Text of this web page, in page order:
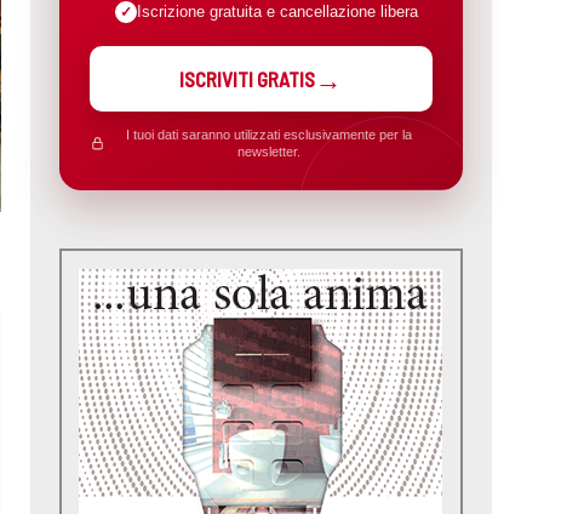
Iscrizione gratuita e cancellazione libera
ISCRIVITI GRATIS
I tuoi dati saranno utilizzati esclusivamente per la
newsletter.